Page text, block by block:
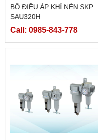
BỘ ĐIỀU ÁP KHÍ NÉN SKP
SAU320H
Call: 0985-843-778